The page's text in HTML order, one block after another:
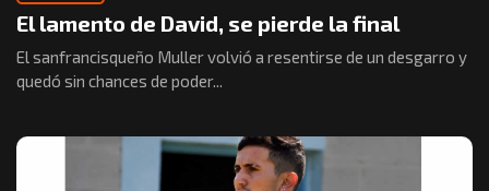
El lamento de David, se pierde la final
El sanfrancisqueño Muller volvió a resentirse de un desgarro y
quedó sin chances de poder...